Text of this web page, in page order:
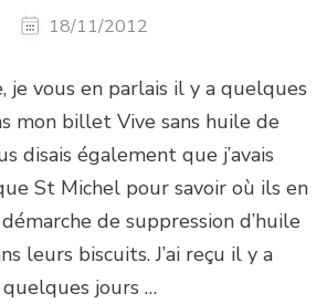
18/11/2012
je vous en parlais il y a quelques
mon billet Vive sans huile de
disais également que j’avais
St Michel pour savoir où ils en
de suppression d’huile
leurs biscuits. J’ai reçu il y a
quelques jours …